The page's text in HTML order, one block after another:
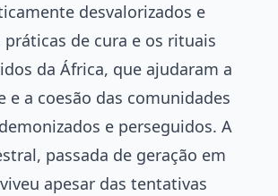
desvalorizados e
de cura e os rituais
da África, que ajudaram a
e a coesão das comunidades
e perseguidos. A
passada de geração em
apesar das tentativas